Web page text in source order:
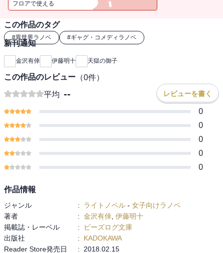
フロアで使える
この作品のタグ
#異世界ラノベ #ギャグ・コメディラノベ
新刊通知
金沢有倖 伊藤明十 天獄の御子
この作品のレビュー （0件）
平均 -- レビューを書く
0
0
0
0
0
作品情報
ジャンル : ライトノベル - 女子向けラノベ
著者
: 金沢有倖 伊藤明十
掲載誌・レーベル
:
ビーズログ文庫
出版社
:
KADOKAWA
Reader Store発売日
:
2018.02.15